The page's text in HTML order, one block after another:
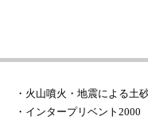
・ 火山噴火・地震による土
・インタープリベント2000